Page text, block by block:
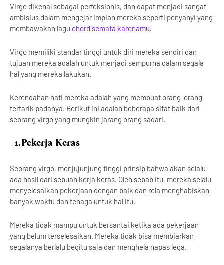
Virgo dikenal sebagai perfeksionis, dan dapat menjadi sangat
ambisius dalam mengejar impian mereka seperti penyanyi yang
membawakan lagu chord semata karenamu.
Virgo memiliki standar tinggi untuk diri mereka sendiri dan
tujuan mereka adalah untuk menjadi sempurna dalam segala
hal yang mereka lakukan.
Kerendahan hati mereka adalah yang membuat orang-orang
tertarik padanya. Berikut ini adalah beberapa sifat baik dari
seorang virgo yang mungkin jarang orang sadari.
1.Pekerja Keras
Seorang virgo, menjujunjung tinggi prinsip bahwa akan selalu
ada hasil dari sebuah kerja keras. Oleh sebab itu, mereka selalu
menyelesaikan pekerjaan dengan baik dan rela menghabiskan
banyak waktu dan tenaga untuk hal itu.
Mereka tidak mampu untuk bersantai ketika ada pekerjaan
yang belum terselesaikan. Mereka tidak bisa membiarkan
segalanya berlalu begitu saja dan menghela napas lega.